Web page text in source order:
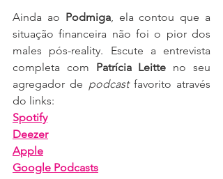
Ainda ao Podmiga, ela contou que a
situação financeira não foi o pior dos
males pós-reality. Escute a entrevista
completa com Patrícia Leitte no seu
agregador de podcast favorito através
do links:
Spotify
Deezer
Apple
Google Podcasts